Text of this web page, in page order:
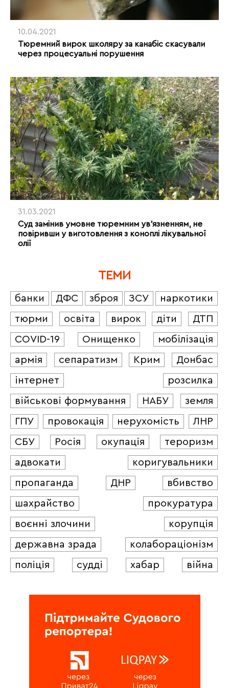
10.04.2021
Тюремний вирок школяру за канабіс скасували
через процесуальні порушення
31.03.2021
Суд замінив умовне тюремним ув’язненням, не
повіривши у виготовлення з коноплі лікувальної
олії
ТЕМИ
банки ДФС зброя ЗСУ
наркотики
тюрми
освіта вирок діти
ДТП
COVID-19
Онищенко
мобілізація
армія
сепаратизм Крим
Донбас
інтернет
розсилка
військові формування
НАБУ
земля
ГПУ
провокація нерухомість
ЛНР
СБУ
Росія окупація
тероризм
адвокати
коригувальники
пропаганда
ДНР
вбивство
шахрайство
прокуратура
воєнні злочини
корупція
державна зрада
колабораціонізм
поліція
судді хабар війна